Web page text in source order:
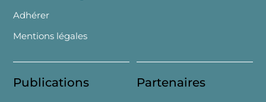
Adhérer
Mentions légales
Publications Partenaires